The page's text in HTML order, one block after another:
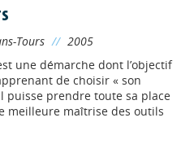
Tours // 2005
une démarche dont l’objectif
de choisir « son
puisse prendre toute sa place
meilleure maîtrise des outils